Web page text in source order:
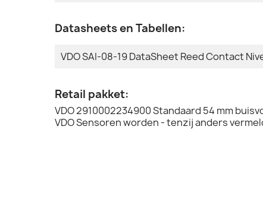
Datasheets en Tabellen:
VDO SAI-08-19 DataSheet Reed Contact
Retail pakket:
VDO 2910002234900 Standaard 54 mm
VDO Sensoren worden - tenzij anders